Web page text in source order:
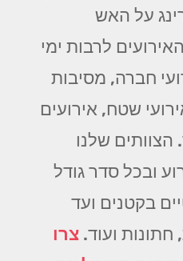
על האש
לרבות ימי
חברה, מסיבות
שטח, אירועים
הצוותים שלנו
ובכל סדר גודל
בקטנים ועד
ועוד. צרו